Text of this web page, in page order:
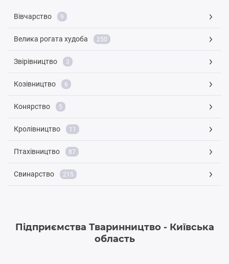
Вівчарство 9
Велика рогата худоба 250
Звірівництво 3
Козівництво 6
Конярство 5
Кролівництво 11
Птахівництво 87
Свинарство 215
Підприємства Тваринництво - Київська
область